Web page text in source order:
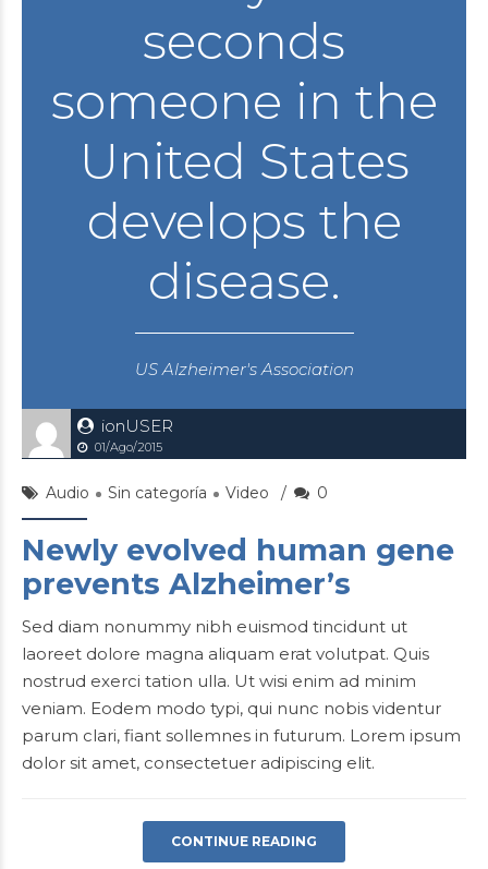
seconds
someone in the
United States
develops the
disease.
US Alzheimer's Association
ionUSER
01/Ago/2015
Audio Sin categoría Video 0
Newly evolved human gene
prevents Alzheimer’s
Sed diam nonummy nibh euismod tincidunt ut
laoreet dolore magna aliquam erat volutpat. Quis
nostrud exerci tation ulla. Ut wisi enim ad minim
veniam. Eodem modo typi, qui nunc nobis videntur
parum clari, fiant sollemnes in futurum. Lorem ipsum
dolor sit amet, consectetuer adipiscing elit.
CONTINUE READING